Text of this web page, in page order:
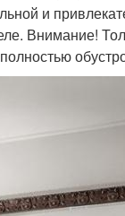
и
Внимание!